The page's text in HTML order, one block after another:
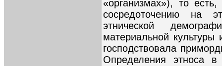
«организмах»), то
сосредоточению на
этнической
материальной
господствовала
Определения этноса